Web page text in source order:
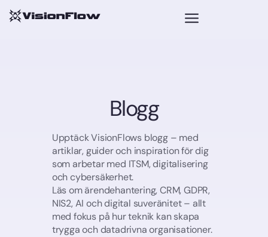
Blogg
Upptäck VisionFlows blogg – med
artiklar, guider och inspiration för dig
som arbetar med ITSM, digitalisering
och cybersäkerhet.
Läs om ärendehantering, CRM, GDPR,
NIS2, AI och digital suveränitet – allt
med fokus på hur teknik kan skapa
trygga och datadrivna organisationer.